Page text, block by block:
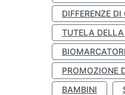
DIFFERENZE DI
TUTELA
BIOMARCATORI
PROMOZIONE
BAMBINI